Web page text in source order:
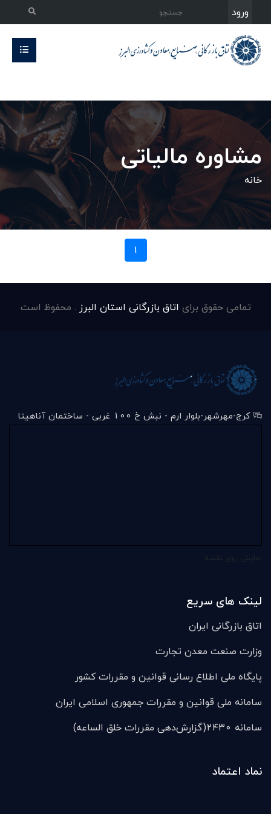
ورود
مشاوره مالیاتی
خانه
1
تمامی حقوق برای اتاق بازرگانی استان البرز . محفوظ است
کرج-مهرشهر-بلوار ارم - نبش خ 100 غربی - ساختمان آناهیتا
لینک های سریع
اتاق بازرگانی ایران
وزارت صنعت معدن تجارت
پایگاه ملی اطلاع رسانی قوانین و مقررات کشور
سامانه ملی قوانين و مقررات جمهوری اسلامی ایران
سامانه ۲۴۳۰(گزارش‌دهی مقررات خلق الساعه)
نماد اعتماد